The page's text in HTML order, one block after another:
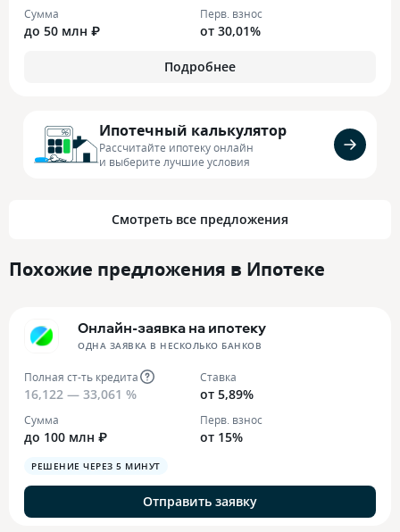
Сумма
до 50 млн ₽
Перв. взнос
от 30,01%
Подробнее
Ипотечный калькулятор
Рассчитайте ипотеку онлайн
и выберите лучшие условия
Смотреть все предложения
Похожие предложения в Ипотеке
Онлайн-заявка на ипотеку
ОДНА ЗАЯВКА В НЕСКОЛЬКО БАНКОВ
Полная ст-ть кредита
16,122 — 33,061 %
Ставка
от 5,89%
Сумма
до 100 млн ₽
Перв. взнос
от 15%
РЕШЕНИЕ ЧЕРЕЗ 5 МИНУТ
Отправить заявку